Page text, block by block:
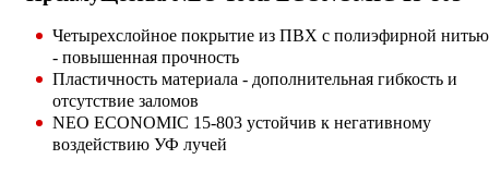
Четырехслойное покрытие из ПВХ с полиэфирной нитью
- повышенная прочность
Пластичность материала - дополнительная гибкость и
отсутствие заломов
NEO ECONOMIC 15-803 устойчив к негативному
воздействию УФ лучей